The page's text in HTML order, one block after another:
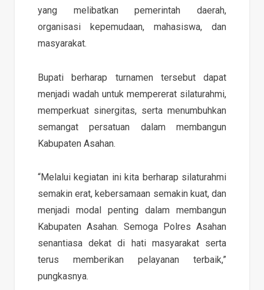
yang melibatkan pemerintah daerah,
organisasi kepemudaan, mahasiswa, dan
masyarakat.
Bupati berharap turnamen tersebut dapat
menjadi wadah untuk mempererat silaturahmi,
memperkuat sinergitas, serta menumbuhkan
semangat persatuan dalam membangun
Kabupaten Asahan.
“Melalui kegiatan ini kita berharap silaturahmi
semakin erat, kebersamaan semakin kuat, dan
menjadi modal penting dalam membangun
Kabupaten Asahan. Semoga Polres Asahan
senantiasa dekat di hati masyarakat serta
terus memberikan pelayanan terbaik,”
pungkasnya.